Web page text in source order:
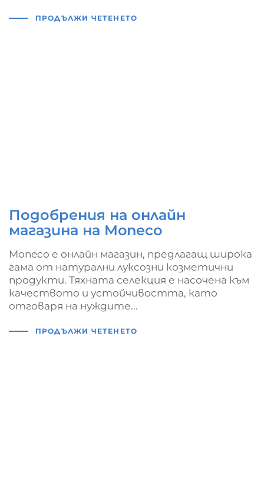
ПРОДЪЛЖИ ЧЕТЕНЕТО
Подобрения на онлайн
магазина на Moneco
Moneco е онлайн магазин, предлагащ широка
гама от натурални луксозни козметични
продукти. Тяхната селекция е насочена към
качеството и устойчивостта, като
отговаря на нуждите...
ПРОДЪЛЖИ ЧЕТЕНЕТО